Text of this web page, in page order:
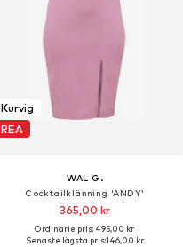
Kurvig
REA
WAL G.
Cocktailklänning 'ANDY'
365,00 kr
Ordinarie pris: 495,00 kr
Senaste lägsta pris:146,00 kr